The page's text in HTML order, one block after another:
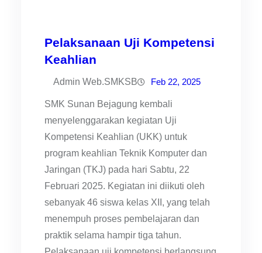
Pelaksanaan Uji Kompetensi
Keahlian
Admin Web.SMKSB Feb 22, 2025
SMK Sunan Bejagung kembali
menyelenggarakan kegiatan Uji
Kompetensi Keahlian (UKK) untuk
program keahlian Teknik Komputer dan
Jaringan (TKJ) pada hari Sabtu, 22
Februari 2025. Kegiatan ini diikuti oleh
sebanyak 46 siswa kelas XII, yang telah
menempuh proses pembelajaran dan
praktik selama hampir tiga tahun.